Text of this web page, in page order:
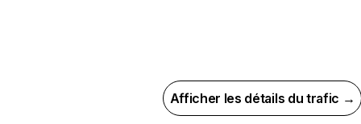
Afficher les détails du trafic →